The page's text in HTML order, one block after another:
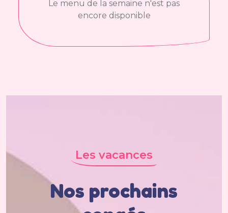
Le menu de la semaine n'est pas
encore disponible
Les vacances
Nos prochains